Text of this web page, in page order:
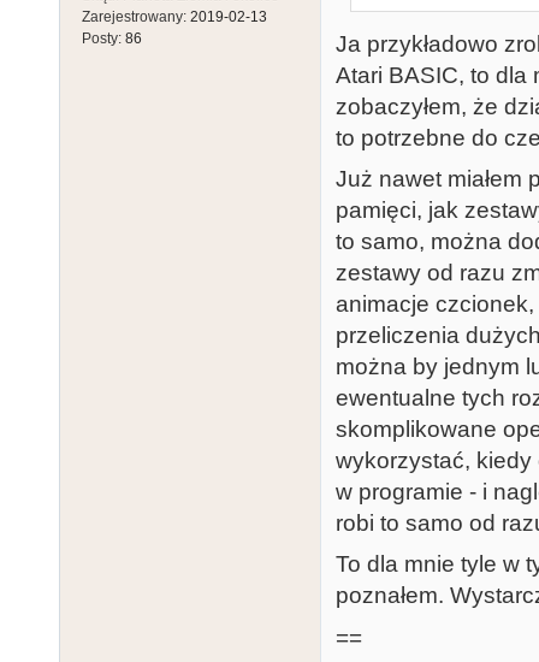
Zarejestrowany: 2019-02-13
Posty: 86
Ja przykładowo
Atari BASIC, to dla
zobaczyłem, że
to potrzebne do
Już nawet miałem
pamięci, jak
to samo, można
zestawy od razu
animacje
przeliczenia
można by jednym
ewentualne tych
skomplikowane
wykorzystać,
w programie - i
robi to samo od
To dla mnie tyle w
poznałem.
==